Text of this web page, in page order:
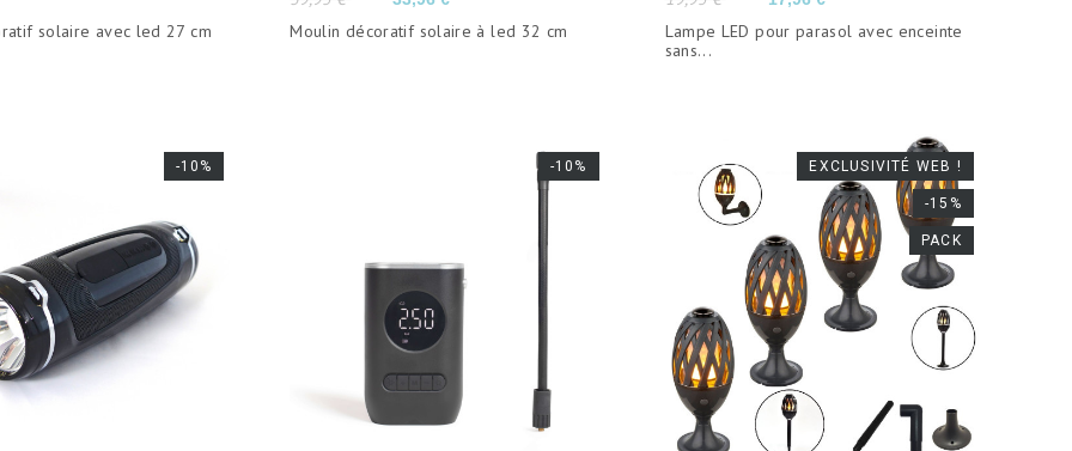
solaire avec led 27 cm
de
base
Moulin décoratif solaire à led 32 cm
de
base
Lampe LED pour parasol avec enceinte
sans...
-10% -10% EXCLUSIVITÉ WEB !
-15%
PACK